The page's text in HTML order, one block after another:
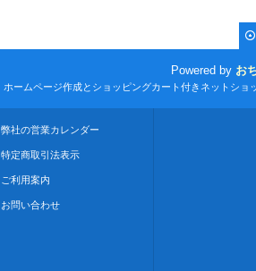
Powered by お
ホームページ作成とショッピングカート付きネットショ
弊社の営業カレンダー
特定商取引法表示
ご利用案内
お問い合わせ